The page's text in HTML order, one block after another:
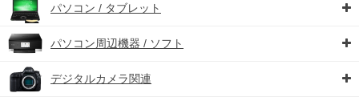
パソコン / タブレット
パソコン周辺機器 / ソフト
デジタルカメラ関連